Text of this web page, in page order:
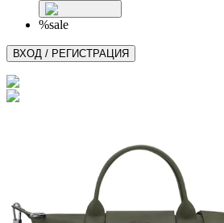
%sale
ВХОД / РЕГИСТРАЦИЯ